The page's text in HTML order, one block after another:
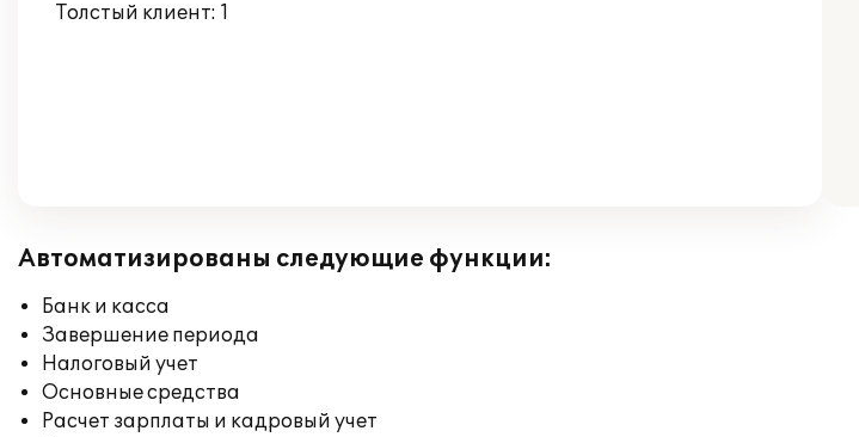
Толстый клиент: 1
Автоматизированы следующие функции:
Банк и касса
Завершение периода
Налоговый учет
Основные средства
Расчет зарплаты и кадровый учет